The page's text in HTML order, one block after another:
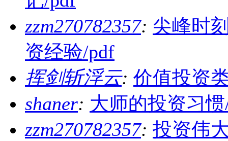
zzm270782357: 尖峰时
资经验/pdf
挥剑斩浮云: 价值投资
shaner: 大师的投资习
zzm270782357: 投资伟